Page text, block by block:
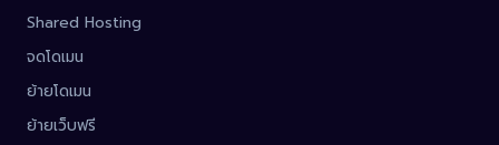
Shared Hosting
จดโดเมน
ย้ายโดเมน
ย้ายเว็บฟรี